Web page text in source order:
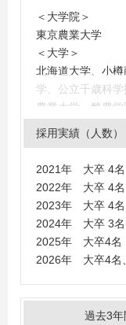
＜大学院＞
東京農業大学
＜大学＞
北海道大学、小
学、公立千歳科
農業大学、酪農
海学園大学、北
教大学、札幌大
学、北翔大学、
院大學、桃山学
＜短大・高専・専
北海道ハイテク
採用実績（人数）
2021年 大卒 4名
2022年 大卒 4名
2023年 大卒 4名
2024年 大卒 3名
2025年 大卒4名
2026年 大卒4名
過去3年